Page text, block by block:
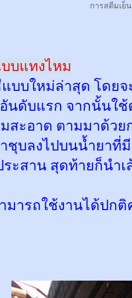
การสตีมเย็น
บแทงไหม
แบบใหม่ล่าสุด โดย
นดับแรก จากนั้นใ
สะอาด ตามมาด้วย
าชุบลงไปบนน้ำยาที่
ะสาน สุดท้ายก็นำเ
มารถใช้งานได้ปกติ